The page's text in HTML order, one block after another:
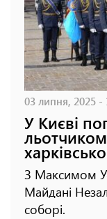
03 липня, 2025 -
У Києві
З Максимом
Майдані
соборі.